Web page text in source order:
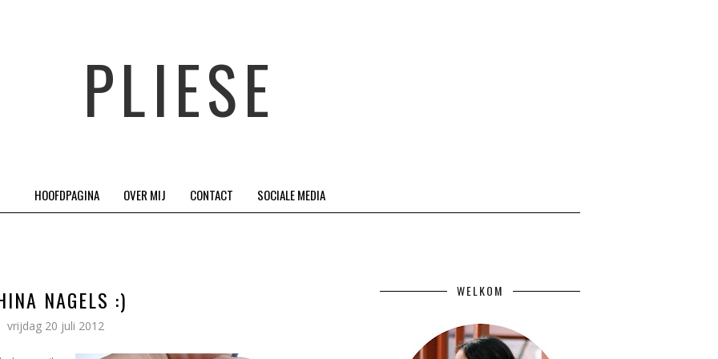
PLIESE
HOOFDPAGINA OVER MIJ CONTACT SOCIALE MEDIA
NAGELS :)
vrijdag 20 juli 2012
WELKOM